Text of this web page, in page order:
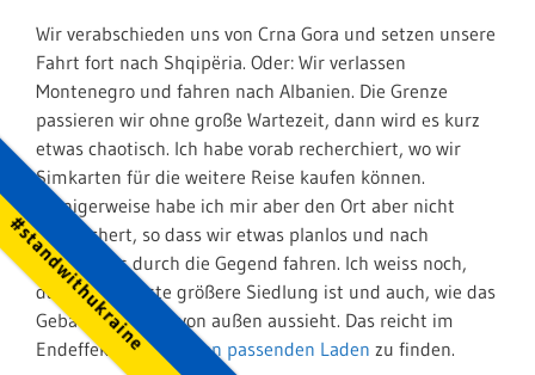
#standwithukraine
Wir verabschieden uns von Crna Gora und setzen unsere
Fahrt fort nach Shqipëria. Oder: Wir verlassen
Montenegro und fahren nach Albanien. Die Grenze
passieren wir ohne große Wartezeit, dann wird es kurz
etwas chaotisch. Ich habe vorab recherchiert, wo wir
Simkarten für die weitere Reise kaufen können.
Sinnigerweise habe ich mir aber den Ort aber nicht
gespeichert, so dass wir etwas planlos und nach
Gedächtnis durch die Gegend fahren. Ich weiss noch,
dass es die erste größere Siedlung ist und auch, wie das
Gebäude in etwa von außen aussieht. Das reicht im
Endeffekt aus, um
den passenden Laden zu finden.